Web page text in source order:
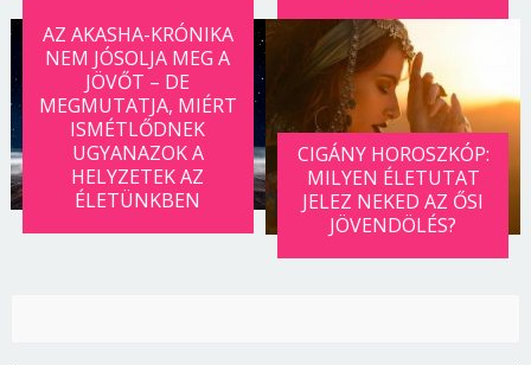
AZ AKASHA-KRÓNIKA
NEM JÓSOLJA MEG A
JÖVŐT – DE
MEGMUTATJA, MIÉRT
ISMÉTLŐDNEK
UGYANAZOK A
HELYZETEK AZ
ÉLETÜNKBEN
CIGÁNY HOROSZKÓP:
MILYEN ÉLETUTAT
JELEZ NEKED AZ ŐSI
JÖVENDÖLÉS?